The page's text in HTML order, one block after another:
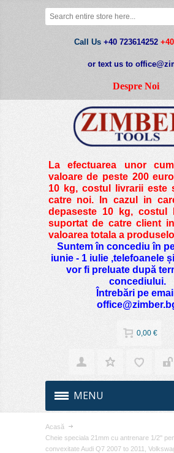
Call Us +40 723614252
or text us to
Despre Noi
La efectuarea unor
valoare de peste200
10 kg, costul livrarii este
catre noi. In cazul in
depaseste 10 kg, costul
suportat de catre client
valoarea totala a
Suntem în concediu în
iunie - 1 iulie ,telefoanele
vor fi preluate după
concediului.
Întrebări pe
0,00 €
MENU
Acasă
Cheie speciala 21mm cu antrenare 1/2''
convexitate Audi Q7 2007 to 2011,